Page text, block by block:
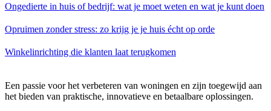
Ongedierte in huis of bedrijf: wat je moet weten en wat je kunt doen
Opruimen zonder stress: zo krijg je je huis écht op orde
Winkelinrichting die klanten laat terugkomen
Een passie voor het verbeteren van woningen en zijn toegewijd aan
het bieden van praktische, innovatieve en betaalbare oplossingen.